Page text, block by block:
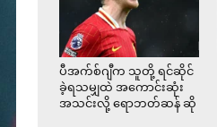
ပီအက်စ်ဂျီက သူတို့ ရင်ဆိုင်
ခဲ့ရသမျှထဲ အကောင်းဆုံး
အသင်းလို့ ရောဘတ်ဆန် ဆို